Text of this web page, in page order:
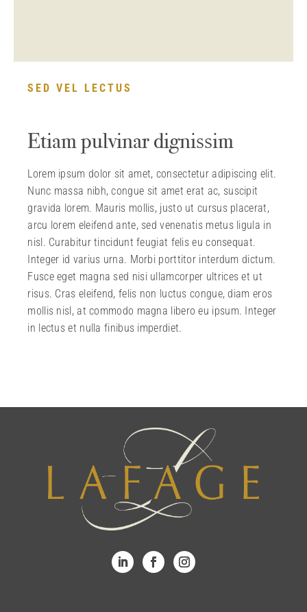
SED VEL LECTUS
Etiam pulvinar dignissim
Lorem ipsum dolor sit amet, consectetur adipiscing elit.
Nunc massa nibh, congue sit amet erat ac, suscipit
gravida lorem. Mauris mollis, justo ut cursus placerat,
arcu lorem eleifend ante, sed venenatis metus ligula in
nisl. Curabitur tincidunt feugiat felis eu consequat.
Integer id varius urna. Morbi porttitor interdum dictum.
Fusce eget magna sed nisi ullamcorper ultrices et ut
risus. Cras eleifend, felis non luctus congue, diam eros
mollis nisl, at commodo magna libero eu ipsum. Integer
in lectus et nulla finibus imperdiet.